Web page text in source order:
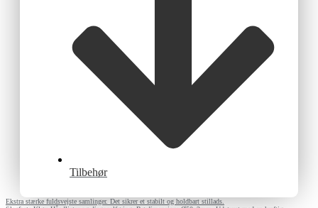
Tilbehør
Ekstra stærke fuldsvejste samlinger. Det sikrer et stabilt og holdbart stillads.